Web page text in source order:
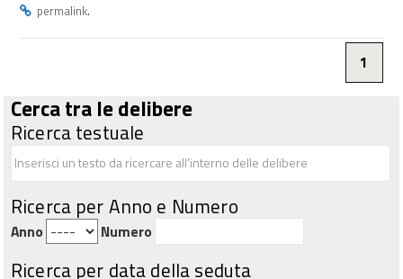
permalink.
1
Cerca tra le delibere
Ricerca testuale
Ricerca per Anno e Numero
Anno Numero
Ricerca per data della seduta